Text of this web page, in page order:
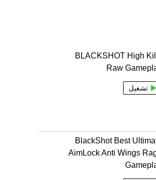
BLACKSHOT High
Raw
تشغيل
BlackShot Best
AimLock Anti Wings